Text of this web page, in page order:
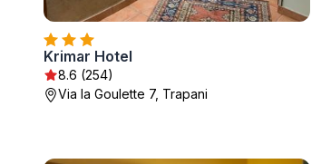
Krimar Hotel
8.6 (254)
Via la Goulette 7, Trapani